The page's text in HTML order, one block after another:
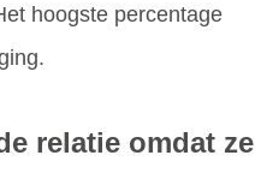
hoogste percentage
relatie omdat ze